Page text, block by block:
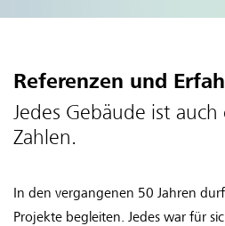
Referenzen und
Jedes Gebäude ist
Zahlen.
In den vergangenen 50 Jahren
Projekte begleiten. Jedes war für